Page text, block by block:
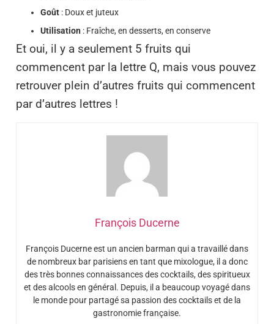
Goût : Doux et juteux
Utilisation : Fraîche, en desserts, en conserve
Et oui, il y a seulement 5 fruits qui
commencent par la lettre Q, mais vous pouvez
retrouver plein d’autres fruits qui commencent
par d’autres lettres !
François Ducerne
François Ducerne est un ancien barman qui a travaillé dans
de nombreux bar parisiens en tant que mixologue, il a donc
des très bonnes connaissances des cocktails, des spiritueux
et des alcools en général. Depuis, il a beaucoup voyagé dans
le monde pour partagé sa passion des cocktails et de la
gastronomie française.